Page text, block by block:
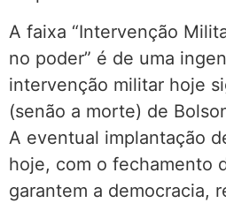
A faixa “Intervenção
no poder” é de uma
intervenção militar hoje
(senão a morte) de
A eventual implantação
hoje, com o fechamento
garantem a democracia,